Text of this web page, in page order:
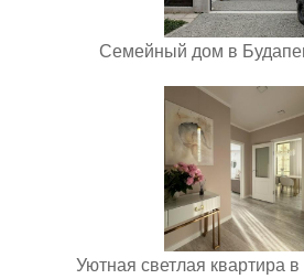
Семейный дом в
Уютная светлая квартира